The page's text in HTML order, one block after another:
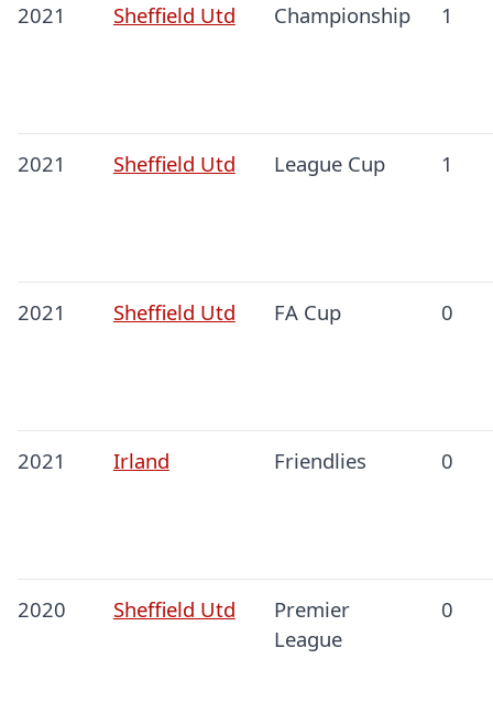
2021 Sheffield Utd Championship 1
2021 Sheffield Utd League Cup 1
2021 Sheffield Utd FA Cup 0
2021 Irland Friendlies 0
2020 Sheffield Utd
Premier
League
0